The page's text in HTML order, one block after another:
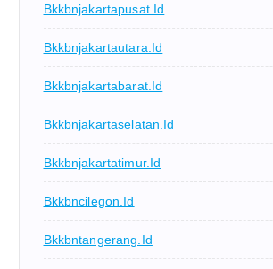
Bkkbnjakartapusat.id
Bkkbnjakartautara.id
Bkkbnjakartabarat.id
Bkkbnjakartaselatan.id
Bkkbnjakartatimur.id
Bkkbncilegon.id
Bkkbntangerang.id